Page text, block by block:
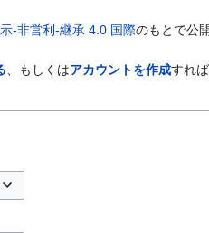
-非営利-継承 4.0 国際のもとで公
、もしくはアカウントを作成すれ